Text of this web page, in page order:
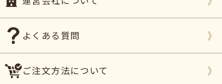
よくある質問
ご注文方法について